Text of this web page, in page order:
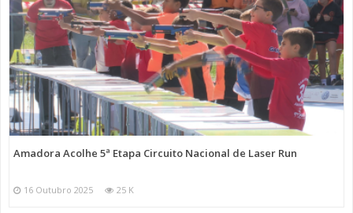
Amadora Acolhe 5ª Etapa Circuito Nacional de Laser Run
16 Outubro 2025 25 K